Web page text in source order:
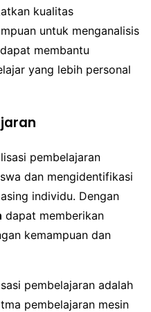
kualitas
untuk menganalisis
membantu
yang lebih personal
pembelajaran
dan mengidentifikasi
individu. Dengan
dapat memberikan
kemampuan dan
pembelajaran adalah
pembelajaran mesin